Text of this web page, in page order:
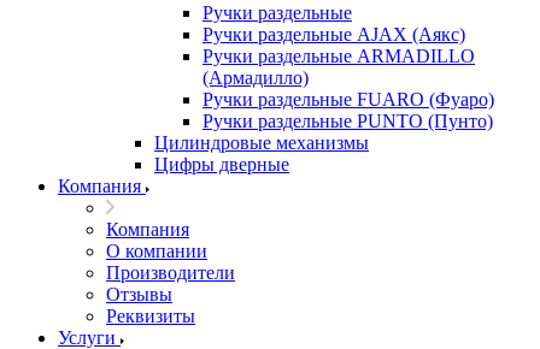
Ручки раздельные
Ручки раздельные AJAX (Аякс)
Ручки раздельные ARMADILLO
(Армадилло)
Ручки раздельные FUARO (Фуаро)
Ручки раздельные PUNTO (Пунто)
Цилиндровые механизмы
Цифры дверные
Компания
Компания
О компании
Производители
Отзывы
Реквизиты
Услуги